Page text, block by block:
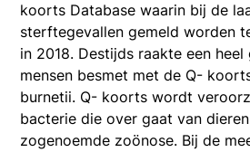
koorts Database waarin bij de
sterftegevallen gemeld worden
in 2018. Destijds raakte een
mensen besmet met de Q-
burnetii. Q- koorts wordt
bacterie die over gaat van
zogenoemde zoönose. Bij de